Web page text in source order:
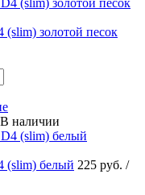
золотой песок
В наличии
(slim) белый 225 руб. /